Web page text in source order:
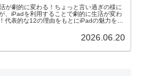
が劇的に変わる！ちょっと言い過ぎの様に
、iPadを利用することで劇的に生活が変わ
代表的な12の理由をもとにiPadの魅力をお
2026.06.20